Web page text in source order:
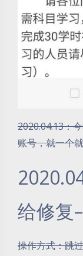
2020.04.13：
账号，就一个
给修复
操作方式：跳